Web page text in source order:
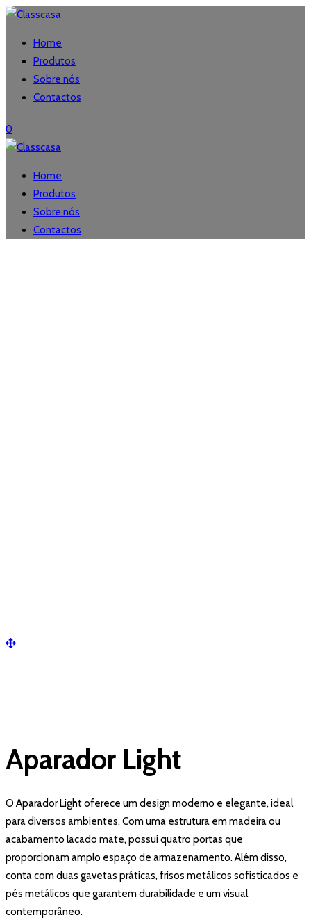
Home
Produtos
Sobre nós
Contactos
0
Home
Produtos
Sobre nós
Contactos
Aparador Light
O Aparador Light oferece um design moderno e elegante, ideal
para diversos ambientes. Com uma estrutura em madeira ou
acabamento lacado mate, possui quatro portas que
proporcionam amplo espaço de armazenamento. Além disso,
conta com duas gavetas práticas, frisos metálicos sofisticados e
pés metálicos que garantem durabilidade e um visual
contemporâneo.